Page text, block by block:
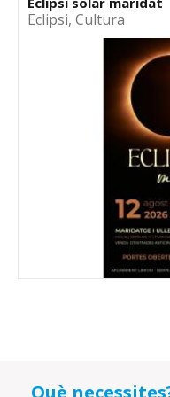
Eclipsi,Cultura
Què